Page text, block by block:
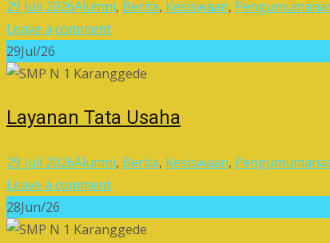
29 Juli 2026Alumni, Berita, Kesiswaan, Pengumuman
Leave a comment
29Jul/26
Layanan Tata Usaha
29 Juli 2026Alumni, Berita, Kesiswaan, Pengumuman
Leave a comment
28Jun/26